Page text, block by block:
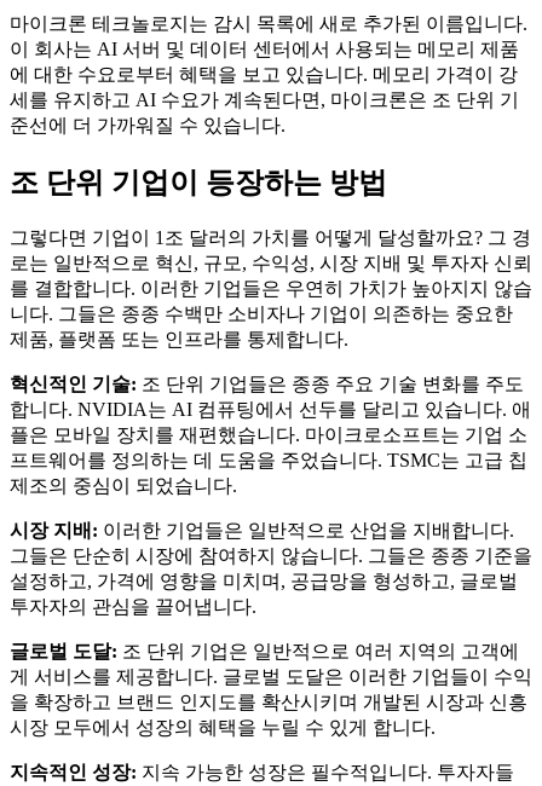
마이크론 테크놀로지는 감시 목록에 새로 추가된 이름입니다.
이 회사는 AI 서버 및 데이터 센터에서 사용되는 메모리 제품
에 대한 수요로부터 혜택을 보고 있습니다. 메모리 가격이 강
세를 유지하고 AI 수요가 계속된다면, 마이크론은 조 단위 기
준선에 더 가까워질 수 있습니다.
조 단위 기업이 등장하는 방법
그렇다면 기업이 1조 달러의 가치를 어떻게 달성할까요? 그 경
로는 일반적으로 혁신, 규모, 수익성, 시장 지배 및 투자자 신뢰
를 결합합니다. 이러한 기업들은 우연히 가치가 높아지지 않습
니다. 그들은 종종 수백만 소비자나 기업이 의존하는 중요한
제품, 플랫폼 또는 인프라를 통제합니다.
혁신적인 기술: 조 단위 기업들은 종종 주요 기술 변화를 주도
합니다. NVIDIA는 AI 컴퓨팅에서 선두를 달리고 있습니다. 애
플은 모바일 장치를 재편했습니다. 마이크로소프트는 기업 소
프트웨어를 정의하는 데 도움을 주었습니다. TSMC는 고급 칩
제조의 중심이 되었습니다.
시장 지배: 이러한 기업들은 일반적으로 산업을 지배합니다.
그들은 단순히 시장에 참여하지 않습니다. 그들은 종종 기준을
설정하고, 가격에 영향을 미치며, 공급망을 형성하고, 글로벌
투자자의 관심을 끌어냅니다.
글로벌 도달: 조 단위 기업은 일반적으로 여러 지역의 고객에
게 서비스를 제공합니다. 글로벌 도달은 이러한 기업들이 수익
을 확장하고 브랜드 인지도를 확산시키며 개발된 시장과 신흥
시장 모두에서 성장의 혜택을 누릴 수 있게 합니다.
지속적인 성장: 지속 가능한 성장은 필수적입니다. 투자자들